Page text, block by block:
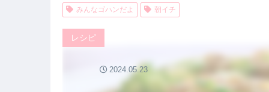
みんなゴハンだよ 朝イチ
レシピ
2024.05.23